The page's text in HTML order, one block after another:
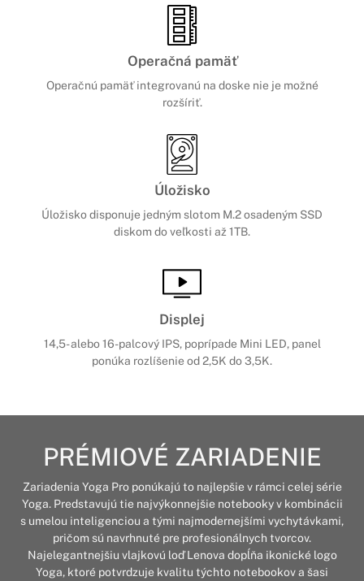
Operačná pamäť
Operačnú pamäť integrovanú na doske nie je možné
rozšíriť.
Úložisko
Úložisko disponuje jedným slotom M.2 osadeným SSD
diskom do veľkosti až 1TB.
Displej
14,5- alebo 16-palcový IPS, poprípade Mini LED, panel
ponúka rozlíšenie od 2,5K do 3,5K.
PRÉMIOVÉ ZARIADENIE
Zariadenia Yoga Pro ponúkajú to najlepšie v rámci celej série
Yoga. Predstavujú tie najvýkonnejšie notebooky v kombinácii
s umelou inteligenciou a tými najmodernejšími vychytávkami,
pričom sú navrhnuté pre profesionálnych tvorcov.
Najelegantnejšiu vlajkovú loď Lenova dopĺňa ikonické logo
Yoga, ktoré potvrdzuje kvalitu týchto notebookov a šasi